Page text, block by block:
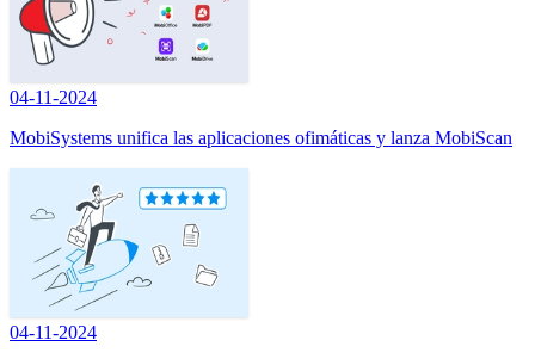
04-11-2024
MobiSystems unifica las aplicaciones ofimáticas y lanza MobiScan
04-11-2024